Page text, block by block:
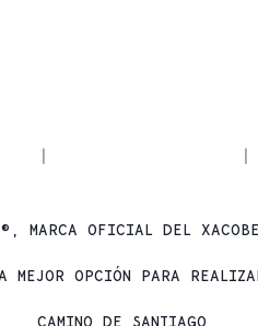
MARCA OFICIAL DEL
OPCIÓN PARA
CAMINO DE SANTIAGO